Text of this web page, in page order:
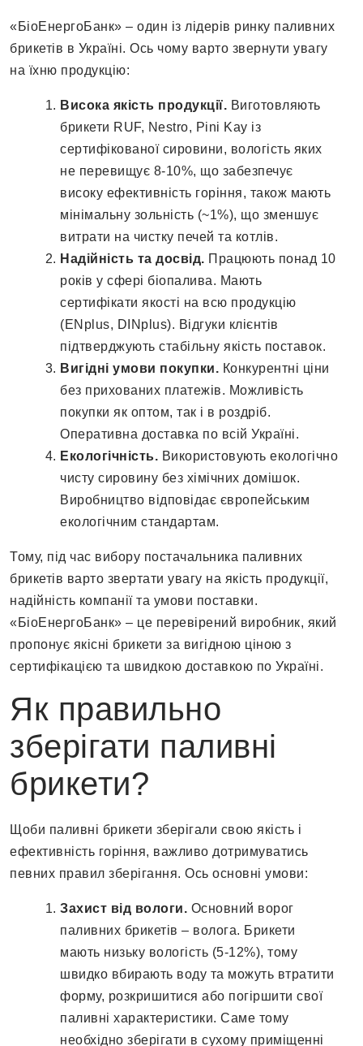
«БіоЕнергоБанк» – один із лідерів ринку паливних
брикетів в Україні. Ось чому варто звернути увагу
на їхню продукцію:
Висока якість продукції. Виготовляють
брикети RUF, Nestro, Pini Kay із
сертифікованої сировини, вологість яких
не перевищує 8-10%, що забезпечує
високу ефективність горіння, також мають
мінімальну зольність (~1%), що зменшує
витрати на чистку печей та котлів.
Надійність та досвід. Працюють понад 10
років у сфері біопалива. Мають
сертифікати якості на всю продукцію
(ENplus, DINplus). Відгуки клієнтів
підтверджують стабільну якість поставок.
Вигідні умови покупки. Конкурентні ціни
без прихованих платежів. Можливість
покупки як оптом, так і в роздріб.
Оперативна доставка по всій Україні.
Екологічність. Використовують екологічно
чисту сировину без хімічних домішок.
Виробництво відповідає європейським
екологічним стандартам.
Тому, під час вибору постачальника паливних
брикетів варто звертати увагу на якість продукції,
надійність компанії та умови поставки.
«БіоЕнергоБанк» – це перевірений виробник, який
пропонує якісні брикети за вигідною ціною з
сертифікацією та швидкою доставкою по Україні.
Як правильно
зберігати паливні
брикети?
Щоби паливні брикети зберігали свою якість і
ефективність горіння, важливо дотримуватись
певних правил зберігання. Ось основні умови:
Захист від вологи. Основний ворог
паливних брикетів – волога. Брикети
мають низьку вологість (5-12%), тому
швидко вбирають воду та можуть втратити
форму, розкришитися або погіршити свої
паливні характеристики. Саме тому
необхідно зберігати в сухому приміщенні